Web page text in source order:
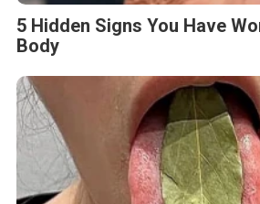
5 Hidden Signs You Have
Body